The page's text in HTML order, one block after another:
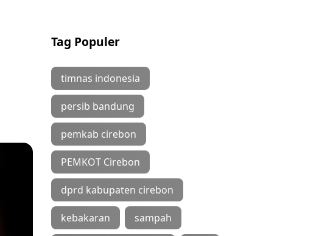
Tag Populer
timnas indonesia
persib bandung
pemkab cirebon
PEMKOT Cirebon
dprd kabupaten cirebon
kebakaran sampah